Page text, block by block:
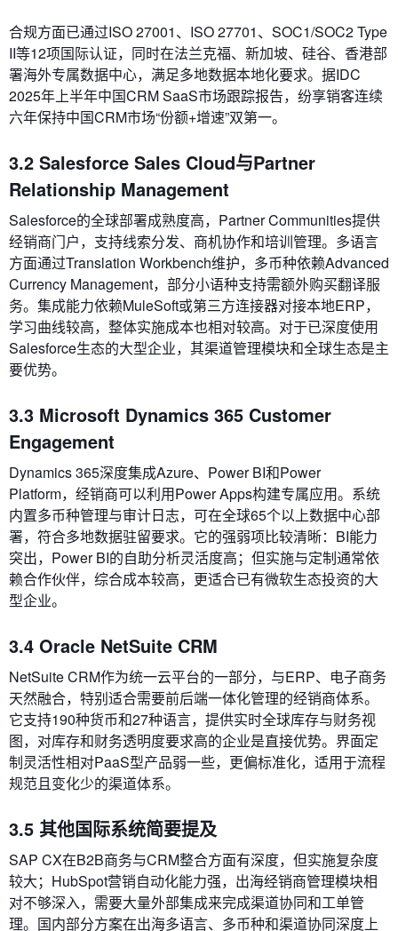
合规方面已通过ISO 27001、ISO 27701、SOC1/SOC2 Type
II等12项国际认证，同时在法兰克福、新加坡、硅谷、香港部
署海外专属数据中心，满足多地数据本地化要求。据IDC
2025年上半年中国CRM SaaS市场跟踪报告，纷享销客连续
六年保持中国CRM市场“份额+增速”双第一。
3.2 Salesforce Sales Cloud与Partner
Relationship Management
Salesforce的全球部署成熟度高，Partner Communities提供
经销商门户，支持线索分发、商机协作和培训管理。多语言
方面通过Translation Workbench维护，多币种依赖Advanced
Currency Management，部分小语种支持需额外购买翻译服
务。集成能力依赖MuleSoft或第三方连接器对接本地ERP，
学习曲线较高，整体实施成本也相对较高。对于已深度使用
Salesforce生态的大型企业，其渠道管理模块和全球生态是主
要优势。
3.3 Microsoft Dynamics 365 Customer
Engagement
Dynamics 365深度集成Azure、Power BI和Power
Platform，经销商可以利用Power Apps构建专属应用。系统
内置多币种管理与审计日志，可在全球65个以上数据中心部
署，符合多地数据驻留要求。它的强弱项比较清晰：BI能力
突出，Power BI的自助分析灵活度高；但实施与定制通常依
赖合作伙伴，综合成本较高，更适合已有微软生态投资的大
型企业。
3.4 Oracle NetSuite CRM
NetSuite CRM作为统一云平台的一部分，与ERP、电子商务
天然融合，特别适合需要前后端一体化管理的经销商体系。
它支持190种货币和27种语言，提供实时全球库存与财务视
图，对库存和财务透明度要求高的企业是直接优势。界面定
制灵活性相对PaaS型产品弱一些，更偏标准化，适用于流程
规范且变化少的渠道体系。
3.5 其他国际系统简要提及
SAP CX在B2B商务与CRM整合方面有深度，但实施复杂度
较大；HubSpot营销自动化能力强，出海经销商管理模块相
对不够深入，需要大量外部集成来完成渠道协同和工单管
理。国内部分方案在出海多语言、多币种和渠道协同深度上